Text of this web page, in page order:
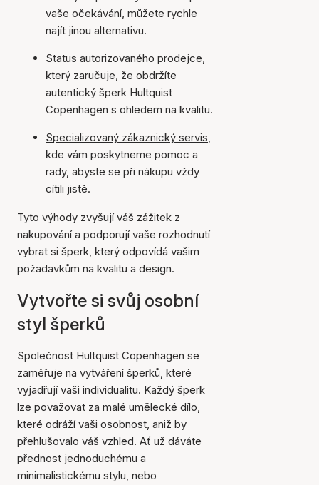
vaše očekávání, můžete rychle
najít jinou alternativu.
Status autorizovaného prodejce,
který zaručuje, že obdržíte
autentický šperk Hultquist
Copenhagen s ohledem na kvalitu.
Specializovaný zákaznický servis,
kde vám poskytneme pomoc a
rady, abyste se při nákupu vždy
cítili jistě.
Tyto výhody zvyšují váš zážitek z
nakupování a podporují vaše rozhodnutí
vybrat si šperk, který odpovídá vašim
požadavkům na kvalitu a design.
Vytvořte si svůj osobní
styl šperků
Společnost Hultquist Copenhagen se
zaměřuje na vytváření šperků, které
vyjadřují vaši individualitu. Každý šperk
lze považovat za malé umělecké dílo,
které odráží vaši osobnost, aniž by
přehlušovalo váš vzhled. Ať už dáváte
přednost jednoduchému a
minimalistickému stylu, nebo